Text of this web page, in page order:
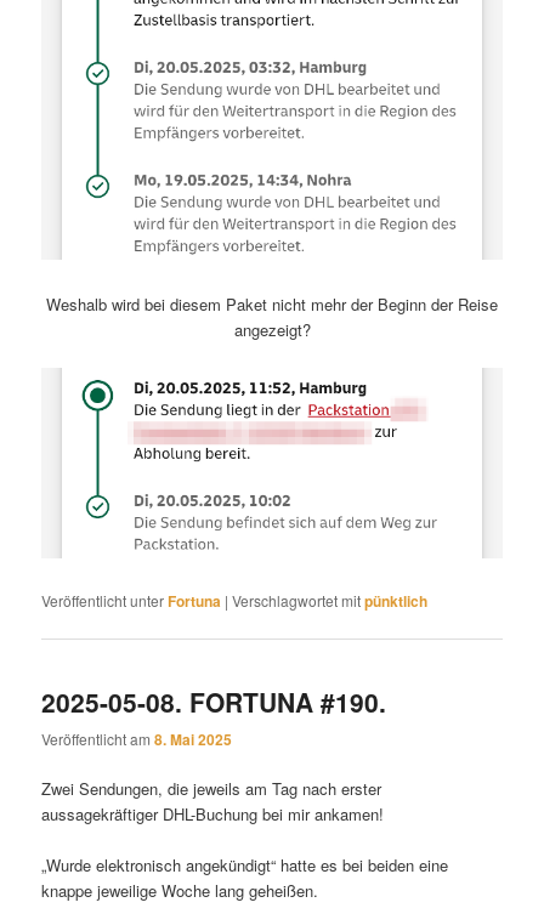
Weshalb wird bei diesem Paket nicht mehr der Beginn der Reise
angezeigt?
Veröffentlicht unterFortuna |Verschlagwortet mitpünktlich
2025-05-08. FORTUNA #190.
Veröffentlicht am8. Mai 2025
Zwei Sendungen, die jeweils am Tag nach erster
aussagekräftiger DHL-Buchung bei mir ankamen!
„Wurde elektronisch angekündigt“ hatte es bei beiden eine
knappe jeweilige Woche lang geheißen.